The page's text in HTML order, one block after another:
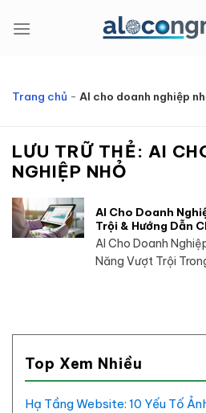
qua
Trang chủ - AI cho doanh nghiệp
LƯU TRỮ THẺ: AI
NGHIỆP NHỎ
AI Cho Doanh
Trội & Hướng Dẫn
AI Cho Doanh
Năng Vượt Trội
Top Xem Nhiều
Hạ Tầng Website: 10 Yếu Tố